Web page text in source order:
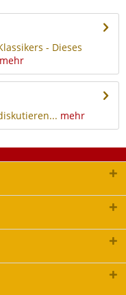
- Dieses
mehr
mehr